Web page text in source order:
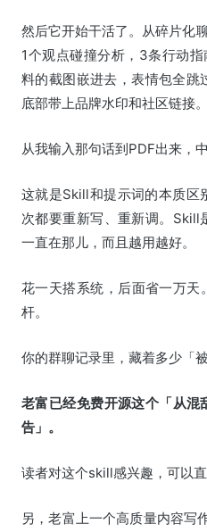
然后它开始干活了。从碎片化
1个观点碰撞分析，3条行动
料的截图嵌进去，表情包全跳
底部带上品牌水印和社区链接。
从我输入那句话到PDF出来，
这就是Skill和提示词的本质区
次都要重新写、重新调。Skill
一直在那儿，而且越用越好。
花一天搭系统，后面省一万
杆。
你的群聊记录里，藏着多少「
老富已经免费开源这个「从混
告」。
读者对这个skill感兴趣，可以直
另，老富上一个高质量内容写